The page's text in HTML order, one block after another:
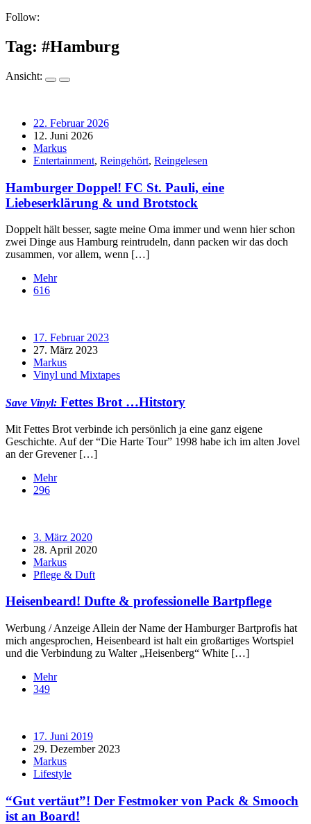
Follow:
Tag: #Hamburg
Ansicht:
22. Februar 2026
12. Juni 2026
Markus
Entertainment, Reingehört, Reingelesen
Hamburger Doppel! FC St. Pauli, eine
Liebeserklärung & und Brotstock
Doppelt hält besser, sagte meine Oma immer und wenn hier schon
zwei Dinge aus Hamburg reintrudeln, dann packen wir das doch
zusammen, vor allem, wenn […]
Mehr
616
17. Februar 2023
27. März 2023
Markus
Vinyl und Mixtapes
Save Vinyl: Fettes Brot …Hitstory
Mit Fettes Brot verbinde ich persönlich ja eine ganz eigene
Geschichte. Auf der “Die Harte Tour” 1998 habe ich im alten Jovel
an der Grevener […]
Mehr
296
3. März 2020
28. April 2020
Markus
Pflege & Duft
Heisenbeard! Dufte & professionelle Bartpflege
Werbung / Anzeige Allein der Name der Hamburger Bartprofis hat
mich angesprochen, Heisenbeard ist halt ein großartiges Wortspiel
und die Verbindung zu Walter „Heisenberg“ White […]
Mehr
349
17. Juni 2019
29. Dezember 2023
Markus
Lifestyle
“Gut vertäut”! Der Festmoker von Pack & Smooch
ist an Board!